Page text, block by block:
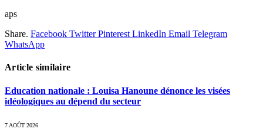
aps
Share. Facebook Twitter Pinterest LinkedIn Email Telegram
WhatsApp
Article similaire
Education nationale : Louisa Hanoune dénonce les visées
idéologiques au dépend du secteur
7 AOÛT 2026